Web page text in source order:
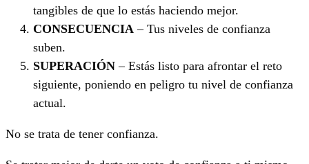
tangibles de que lo estás haciendo mejor.
CONSECUENCIA – Tus niveles de confianza
suben.
SUPERACIÓN – Estás listo para afrontar el reto
siguiente, poniendo en peligro tu nivel de confianza
actual.
No se trata de tener confianza.